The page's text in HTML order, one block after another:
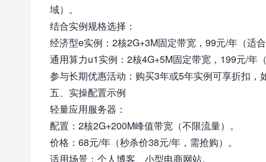
域）。
结合实例规格选择：
经济型e实例：2核2G+3M固定带宽，99元/年（适
通用算力u1实例：2核4G+5M固定带宽，199元/年
参与长期优惠活动：购买3年或5年实例可享折扣
五、实操配置示例
轻量应用服务器：
配置：2核2G+200M峰值带宽（不限流量）。
价格：68元/年（秒杀价38元/年，需抢购）。
适用场景：个人博客、小型电商网站。